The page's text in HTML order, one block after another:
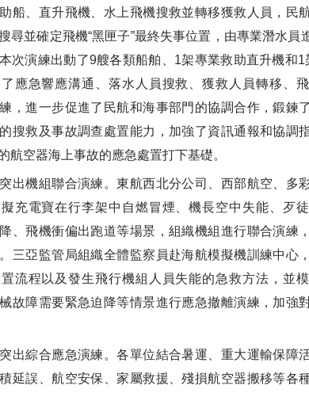
船、直升飛機、水上飛機搜救並轉移獲救人員，民
尋並確定飛機“黑匣子”最終失事位置，由專業潛水員
次演練出動了9艘各類船舶、1架專業救助直升機和
應急響應溝通、落水人員搜救、獲救人員轉移、
，進一步促進了民航和海事部門的協調合作，鍛鍊
搜救及事故調查處置能力，加強了資訊通報和協調
航空器海上事故的應急處置打下基礎。
機組聯合演練。東航西北分公司、西部航空、多
充電寶在行李架中自燃冒煙、機長空中失能、歹
、飛機衝偏出跑道等場景，組織機組進行聯合演練
三亞監管局組織全體監察員赴海航模擬機訓練中心
流程以及發生飛行機組人員失能的急救方法，並
故障需要緊急迫降等情景進行應急撤離演練，加強
綜合應急演練。各單位結合暑運、重大運輸保障
延誤、航空安保、家屬救援、殘損航空器搬移等各